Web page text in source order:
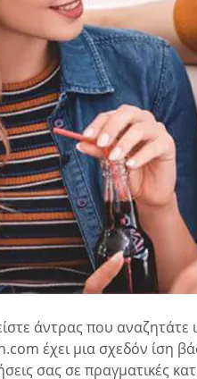
άντρας που αναζητάτε
έχει μια σχεδόν ίση
σας σε πραγματικές